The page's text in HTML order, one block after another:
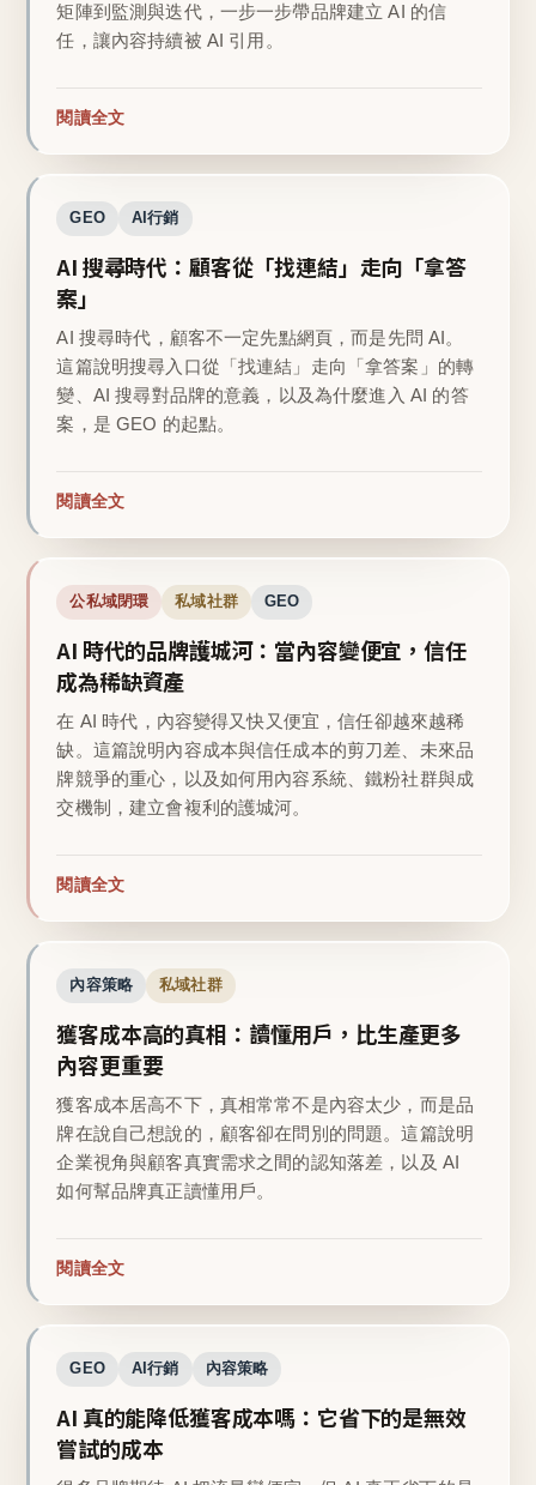
矩陣到監測與迭代，一步一步帶品牌建立 AI 的信
任，讓內容持續被 AI 引用。
閱讀全文
GEO AI行銷
AI 搜尋時代：顧客從「找連結」走向「拿答
案」
AI 搜尋時代，顧客不一定先點網頁，而是先問 AI。
這篇說明搜尋入口從「找連結」走向「拿答案」的轉
變、AI 搜尋對品牌的意義，以及為什麼進入 AI 的答
案，是 GEO 的起點。
閱讀全文
公私域閉環 私域社群 GEO
AI 時代的品牌護城河：當內容變便宜，信任
成為稀缺資產
在 AI 時代，內容變得又快又便宜，信任卻越來越稀
缺。這篇說明內容成本與信任成本的剪刀差、未來品
牌競爭的重心，以及如何用內容系統、鐵粉社群與成
交機制，建立會複利的護城河。
閱讀全文
內容策略 私域社群
獲客成本高的真相：讀懂用戶，比生產更多
內容更重要
獲客成本居高不下，真相常常不是內容太少，而是品
牌在說自己想說的，顧客卻在問別的問題。這篇說明
企業視角與顧客真實需求之間的認知落差，以及 AI
如何幫品牌真正讀懂用戶。
閱讀全文
GEO AI行銷 內容策略
AI 真的能降低獲客成本嗎：它省下的是無效
嘗試的成本